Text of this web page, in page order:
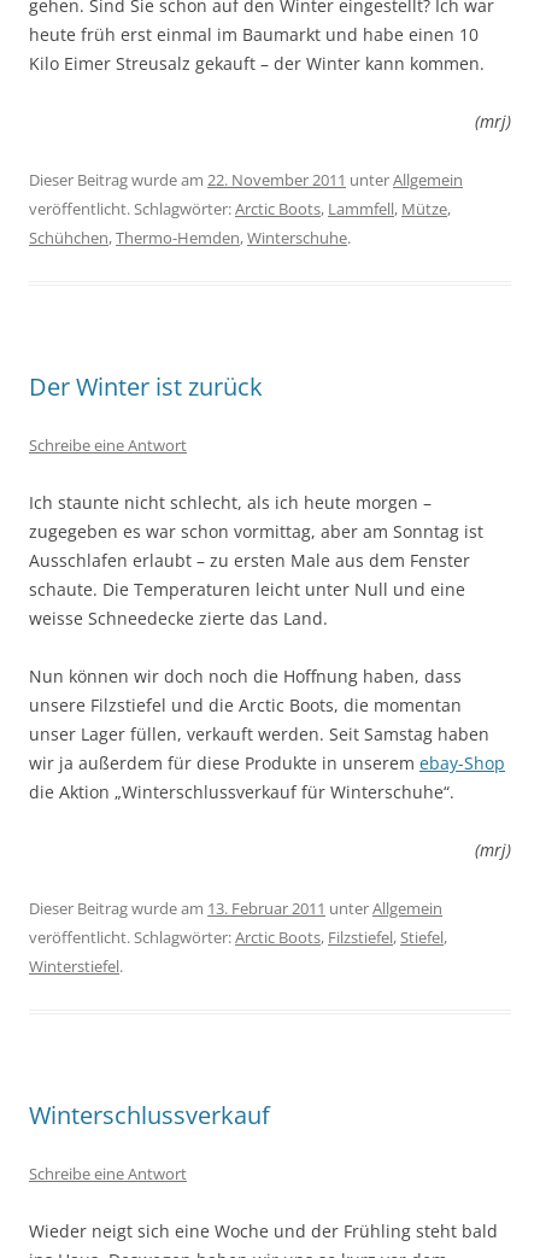
gehen. Sind Sie schon auf den Winter eingestellt? Ich war
heute früh erst einmal im Baumarkt und habe einen 10
Kilo Eimer Streusalz gekauft – der Winter kann kommen.
(mrj)
Dieser Beitrag wurde am 22. November 2011 unterAllgemein
veröffentlicht. Schlagwörter:Arctic Boots, Lammfell, Mütze,
Schühchen,Thermo-Hemden,Winterschuhe.
Der Winter ist zurück
Schreibe eine Antwort
Ich staunte nicht schlecht, als ich heute morgen –
zugegeben es war schon vormittag, aber am Sonntag ist
Ausschlafen erlaubt – zu ersten Male aus dem Fenster
schaute. Die Temperaturen leicht unter Null und eine
weisse Schneedecke zierte das Land.
Nun können wir doch noch die Hoffnung haben, dass
unsere Filzstiefel und die Arctic Boots, die momentan
unser Lager füllen, verkauft werden. Seit Samstag haben
wir ja außerdem für diese Produkte in unserem ebay-Shop
die Aktion „Winterschlussverkauf für Winterschuhe“.
(mrj)
Dieser Beitrag wurde am 13. Februar 2011 unterAllgemein
veröffentlicht. Schlagwörter:Arctic Boots, Filzstiefel,Stiefel,
Winterstiefel.
Winterschlussverkauf
Schreibe eine Antwort
Wieder neigt sich eine Woche und der Frühling steht bald